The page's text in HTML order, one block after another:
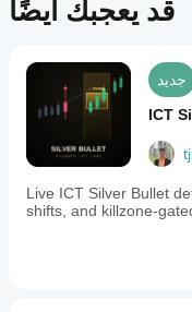
قد يعجبك أيضًا
جديد
ICT
Live ICT Silver Bullet
shifts, and killzone-